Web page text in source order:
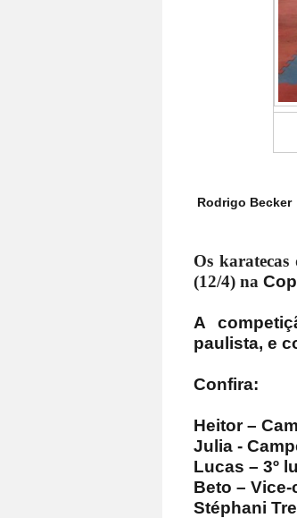
Rodrigo Becker
Os
(12/4) na
A
paulista, e
Confira:
Heitor –
Julia -
Lucas – 3º
Beto –
Stéphani